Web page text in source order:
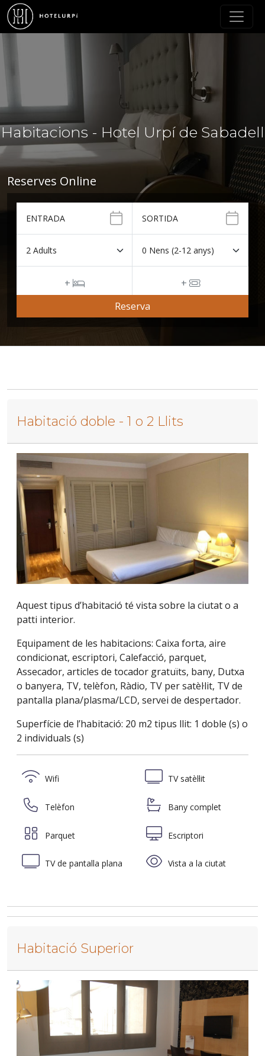
Habitacions - Hotel Urpí de Sabadell
Reserves Online
+
+
Reserva
Habitació doble - 1 o 2 Llits
Aquest tipus d’habitació té vista sobre la ciutat o a
patti interior.
Equipament de les habitacions: Caixa forta, aire
condicionat, escriptori, Calefacció, parquet,
Assecador, articles de tocador gratuïts, bany, Dutxa
o banyera, TV, telèfon, Ràdio, TV per satèl·lit, TV de
pantalla plana/plasma/LCD, servei de despertador.
Superfície de l’habitació: 20 m2 tipus llit: 1 doble (s) o
2 individuals (s)
Wifi TV satèl·lit
Telèfon Bany complet
Parquet Escriptori
TV de pantalla plana Vista a la ciutat
Habitació Superior